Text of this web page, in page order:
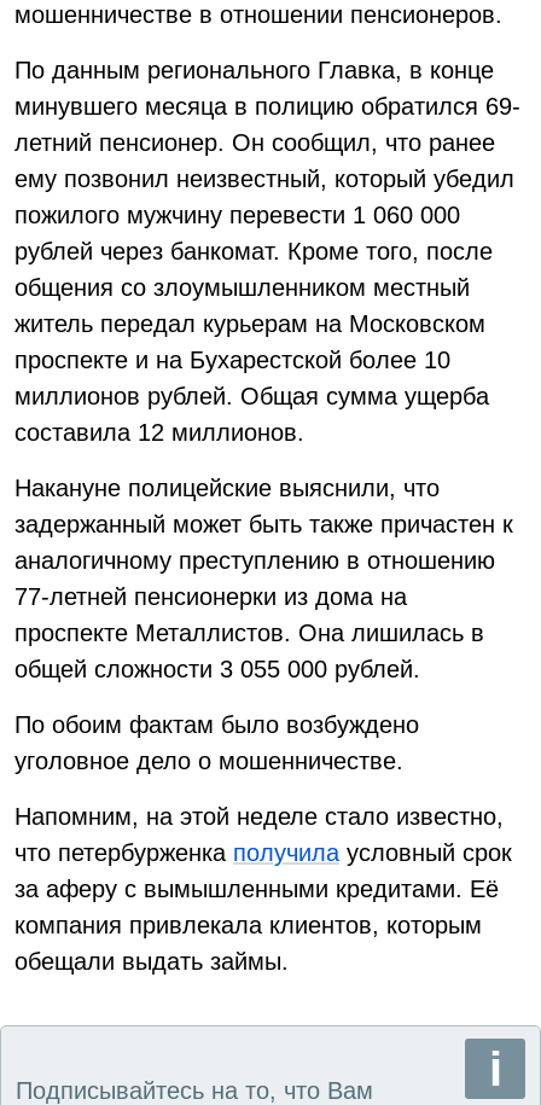
мошенничестве в отношении пенсионеров.
По данным регионального Главка, в конце
минувшего месяца в полицию обратился 69-
летний пенсионер. Он сообщил, что ранее
ему позвонил неизвестный, который убедил
пожилого мужчину перевести 1 060 000
рублей через банкомат. Кроме того, после
общения со злоумышленником местный
житель передал курьерам на Московском
проспекте и на Бухарестской более 10
миллионов рублей. Общая сумма ущерба
составила 12 миллионов.
Накануне полицейские выяснили, что
задержанный может быть также причастен к
аналогичному преступлению в отношению
77-летней пенсионерки из дома на
проспекте Металлистов. Она лишилась в
общей сложности 3 055 000 рублей.
По обоим фактам было возбуждено
уголовное дело о мошенничестве.
Напомним, на этой неделе стало известно,
что петербурженка получила условный срок
за аферу с вымышленными кредитами. Её
компания привлекала клиентов, которым
обещали выдать займы.
Подписывайтесь на то, что Вам